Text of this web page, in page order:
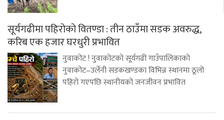
सूर्यगढीमा पहिरोको वितण्डा : तीन ठाउँमा सडक अवरुद्ध,
करिब एक हजार घरधुरी प्रभावित
नुवाकोट ! नुवाकोटको सूर्यगढी गाउँपालिकाको
नुवाकोट–उर्लेनी सडकखण्डका विभिन्न स्थानमा ठूलो
पहिरो गएपछि स्थानीयको जनजीवन प्रभावित